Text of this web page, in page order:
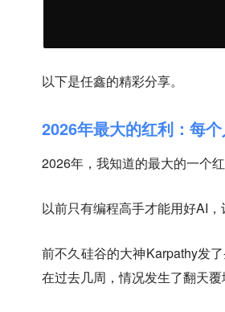
以下是任鑫的精彩分享。
2026年最大的红利：每
2026年，我知道的最大的一个
以前只有编程高手才能用好AI
前不久硅谷的大神Karpathy发
在过去几周，情况发生了翻天